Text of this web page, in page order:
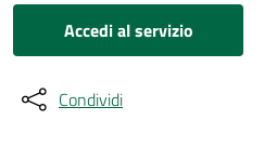
Accedi al servizio
Condividi